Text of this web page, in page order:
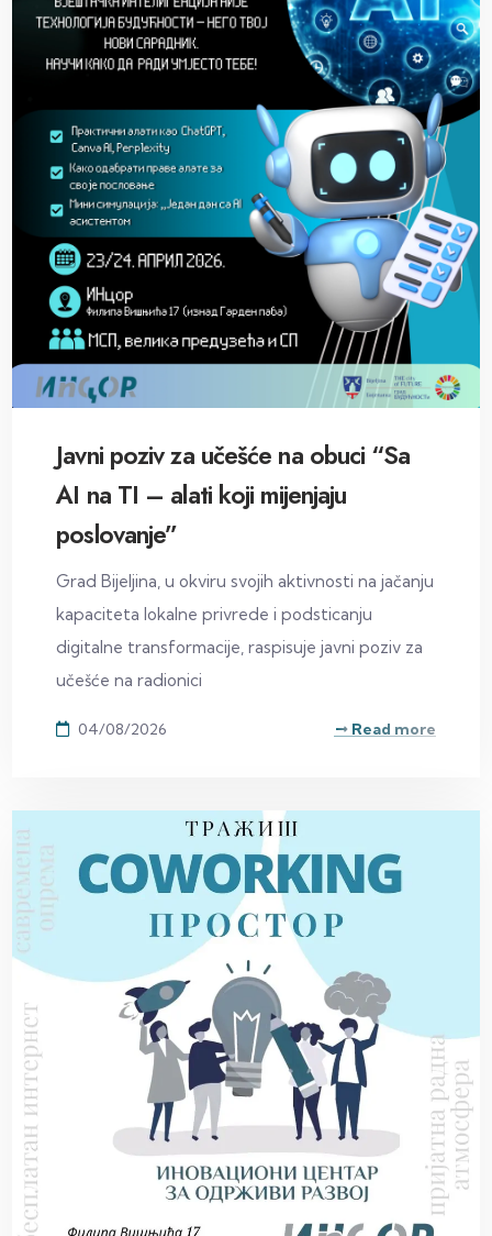
Javni poziv za učešće na obuci “Sa
AI na TI – alati koji mijenjaju
poslovanje”
Grad Bijeljina, u okviru svojih aktivnosti na jačanju
kapaciteta lokalne privrede i podsticanju
digitalne transformacije, raspisuje javni poziv za
učešće na radionici
04/08/2026 Read more